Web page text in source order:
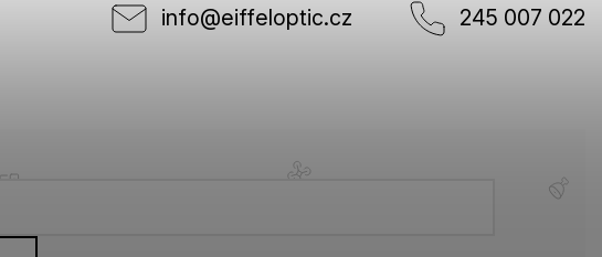
info@eiffeloptic.cz 245 007 022